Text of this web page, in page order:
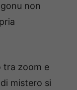
non
tra zoom e
mistero si